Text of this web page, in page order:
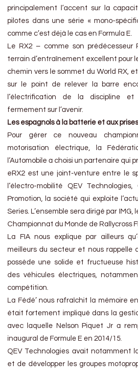
principalement l’accent sur la
pilotes dans une série « mono-
comme c’est déjà le cas en Formula E.
Le RX2 – comme son
terrain d’entraînement excellent pour
chemin vers le sommet du World RX,
sur le point de relever la barre
l’électrification de la discipline
fermement sur l’avenir.
Les espagnols à la batterie et aux
Pour gérer ce nouveau
motorisation électrique, la
l’Automobile a choisi un partenaire qui
eRX2 est une joint-venture entre le
l’électro-mobilité QEV
Promotion, la société qui exploite
Series. L’ensemble sera dirigé par IMG,
Championnat du Monde de Rallycross
La FIA nous explique par ailleurs
meilleurs du secteur et nous rappelle
possède une solide et fructueuse
des véhicules électriques,
compétition.
La Fédé’ nous rafraîchit la mémoire
était fortement impliqué dans la
avec laquelle Nelson Piquet Jr a
inaugural de Formule E en 2014/15.
QEV Technologies avait notamment
et de développer les groupes